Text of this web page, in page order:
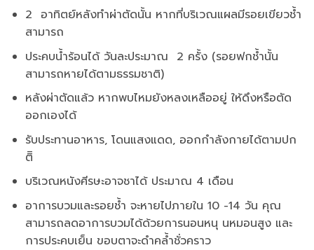
2 อาทิตย์หลังทำผ่าตัดนั้น หากที่บริเวณแผลมีรอยเขียวช้ำ
สามารถ
ประคบน้ำร้อนได้ วันละประมาณ 2 ครั้ง (รอยฟกช้ำนั้น
สามารถหายได้ตามธรรมชาติ)
หลังผ่าตัดแล้ว หากพบไหมยังหลงเหลืออยู่ ให้ดึงหรือตัด
ออกเองได้
รับประทานอาหาร, โดนแสงแดด, ออกกำลังกายได้ตามปก
ติิ
บริเวณหนังศีรษะอาจชาได้ ประมาณ 4 เดือน
อาการบวมและรอยช้ำ จะหายไปภายใน 10 -14 วัน คุณ
สามารถลดอาการบวมได้ด้วยการนอนหนุ นหมอนสูง และ
การประคบเย็น ขอบตาจะดำคล้ำชั่วคราว